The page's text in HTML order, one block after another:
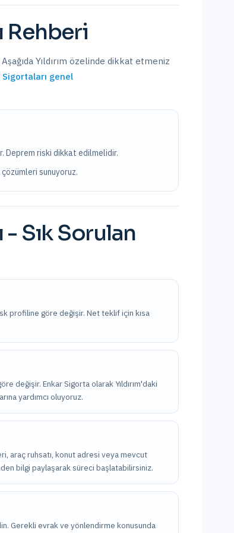
Rehberi
Yıldırım özelinde dikkat etmeniz
genel
Deprem riski dikkat edilmelidir.
sunuyoruz.
- Sık Sorulan
profiline göre değişir. Net teklif için kısa
değişir. Enkar Sigorta olarak Yıldırım'daki
yardımcı oluyoruz.
araç ruhsatı, konut adresi veya mevcut
bilgi paylaşarak süreci başlatabilirsiniz.
Gerekli evrak ve yönlendirme konusunda